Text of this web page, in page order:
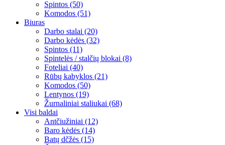
Spintos (50)
Komodos (51)
Biuras
Darbo stalai (20)
Darbo kėdės (32)
Spintos (11)
Spintelės / stalčių blokai (8)
Foteliai (40)
Rūbų kabyklos (21)
Komodos (50)
Lentynos (19)
Žurnaliniai staliukai (68)
Visi baldai
Antčiužiniai (12)
Baro kėdės (14)
Batų dčžės (15)